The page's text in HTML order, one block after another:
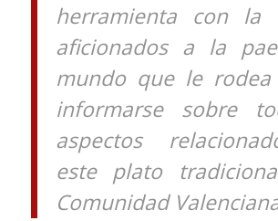
herramienta con la
aficionados a la
mundo que le rodea
informarse sobre
aspectos
este plato
Comunidad